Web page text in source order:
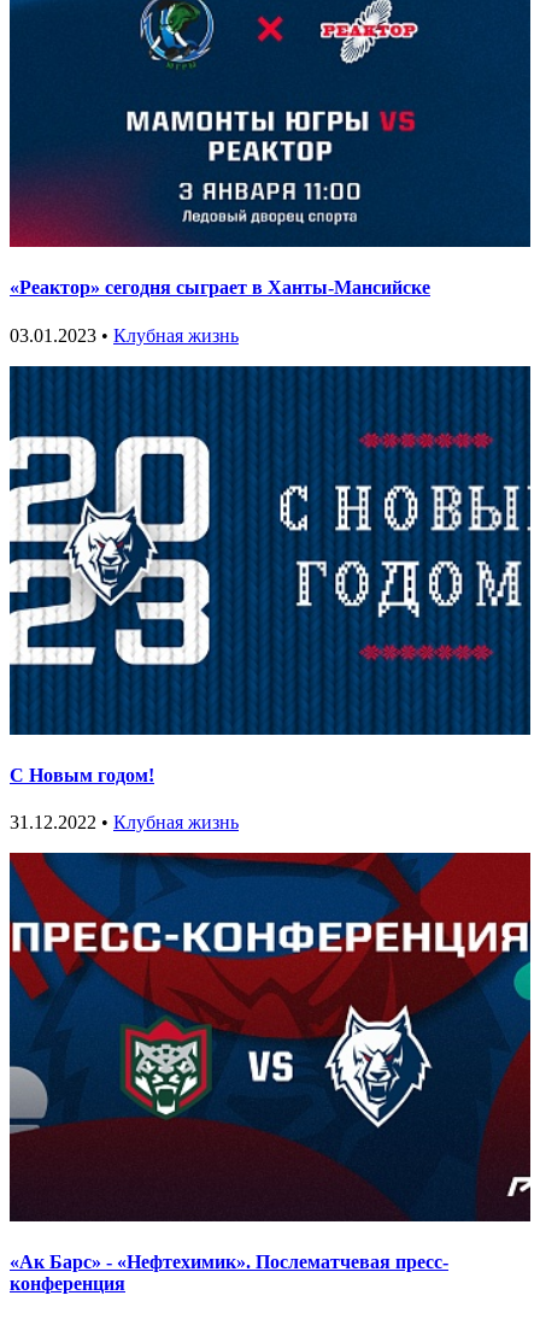
«Реактор» сегодня сыграет в Ханты-Мансийске
03.01.2023 • Клубная жизнь
С Новым годом!
31.12.2022 • Клубная жизнь
«Ак Барс» - «Нефтехимик». Послематчевая пресс-
конференция